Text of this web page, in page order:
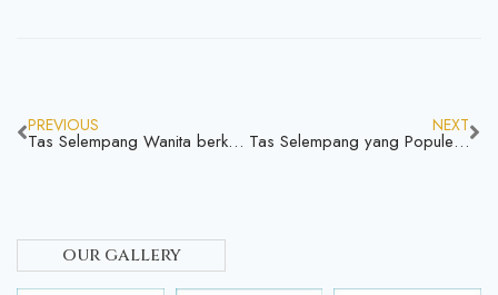
PREVIOUS
Tas Selempang Wanita berkualitas dan Stylish untuk Aktivitas Sehari-hari
NEXT
Tas Selempang yang Populer dan Tidak Pernah Ketinggalan Tren
our gallery